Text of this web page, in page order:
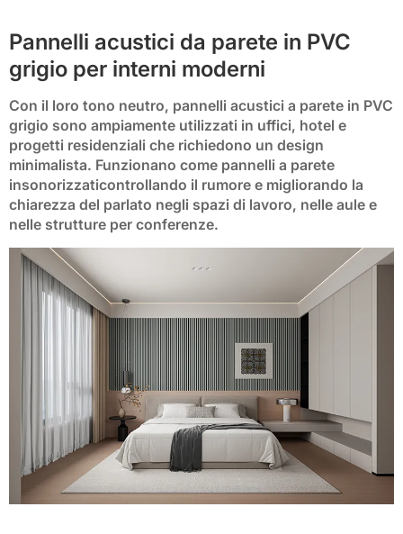
Pannelli acustici da parete in PVC
grigio per interni moderni
Con il loro tono neutro, pannelli acustici a parete in PVC
grigio sono ampiamente utilizzati in uffici, hotel e
progetti residenziali che richiedono un design
minimalista. Funzionano come pannelli a parete
insonorizzaticontrollando il rumore e migliorando la
chiarezza del parlato negli spazi di lavoro, nelle aule e
nelle strutture per conferenze.